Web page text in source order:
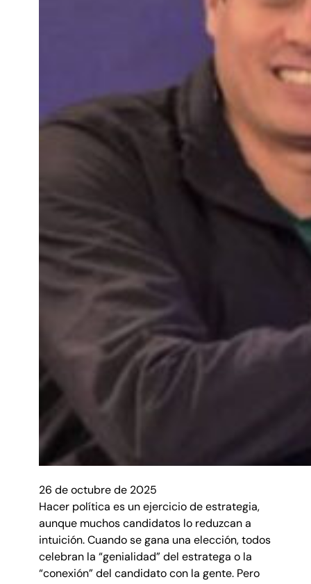
26 de octubre de 2025
Hacer política es un ejercicio de estrategia,
aunque muchos candidatos lo reduzcan a
intuición. Cuando se gana una elección, todos
celebran la “genialidad” del estratega o la
“conexión” del candidato con la gente. Pero